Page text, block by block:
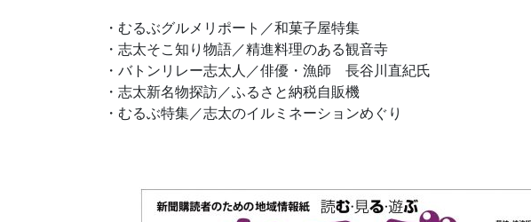
中核的労働要求事項に関する方針声明
周年事業
採用プロモーション
・むるぶグルメリポート／和菓子屋特集
・志太そこ知り物語／精進料理のある観音寺
・バトンリレー志太人／俳優・漁師 長谷川直紀氏
・志太新名物探訪／ふるさと納税自販機
・むるぶ特集／志太のイルミネーションめぐり